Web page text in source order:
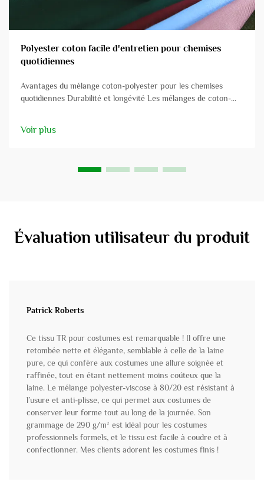
Polyester coton facile d'entretien pour chemises
quotidiennes
Avantages du mélange coton-polyester pour les chemises
quotidiennes Durabilité et longévité Les mélanges de coton-
de polyester résistent au rétrécissement et...
Voir plus
Évaluation utilisateur du produit
Patrick Roberts
Ce tissu TR pour costumes est remarquable ! Il offre une
retombée nette et élégante, semblable à celle de la laine
pure, ce qui confère aux costumes une allure soignée et
raffinée, tout en étant nettement moins coûteux que la
laine. Le mélange polyester-viscose à 80/20 est résistant à
l’usure et anti-plisse, ce qui permet aux costumes de
conserver leur forme tout au long de la journée. Son
grammage de 290 g/m² est idéal pour les costumes
professionnels formels, et le tissu est facile à coudre et à
confectionner. Mes clients adorent les costumes finis !